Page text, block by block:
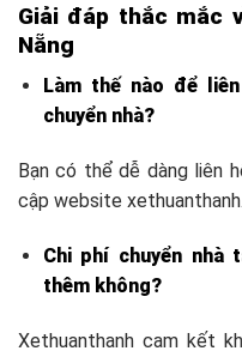
Giải đáp thắc mắc
Nẵng
Làm thế nào để
chuyển nhà?
Bạn có thể dễ dàng liên
cập website
Chi phí chuyển nhà
thêm không?
Xethuanthanh cam kết